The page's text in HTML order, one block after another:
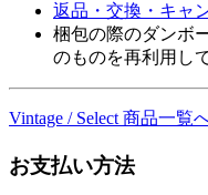
返品・交換・キャ
梱包の際のダンボ
のものを再利用し
Vintage / Select 商品一覧
お支払い方法